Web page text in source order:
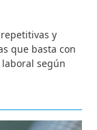
y
que basta con
laboral según